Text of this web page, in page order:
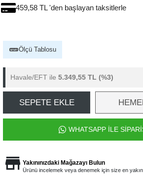
459,58 TL 'den başlayan taksitlerle
Ölçü Tablosu
Havale/EFT ile 5.349,55 TL (%3)
SEPETE EKLE
WHATSAPP İLE
Yakınınızdaki Mağazayı Bulun
Ürünü incelemek veya denemek için size en yakın